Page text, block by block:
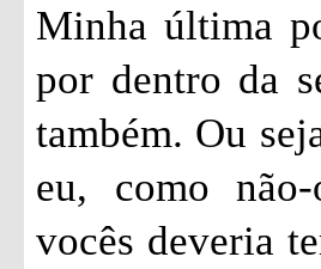
Minha última
por dentro da
também. Ou
eu, como não-
vocês deveria